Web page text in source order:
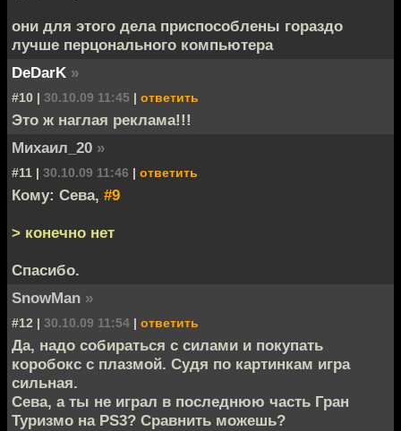
они для этого дела приспособлены гораздо
лучше перцонального компьютера
DeDarK »
#10 | 30.10.09 11:45 | ответить
Это ж наглая реклама!!!
Михаил_20 »
#11 | 30.10.09 11:46 | ответить
Кому: Сева, #9
> конечно нет
Спасибо.
SnowMan »
#12 | 30.10.09 11:54 | ответить
Да, надо собираться с силами и покупать
коробокс с плазмой. Судя по картинкам игра
сильная.
Сева, а ты не играл в последнюю часть Гран
Туризмо на PS3? Сравнить можешь?